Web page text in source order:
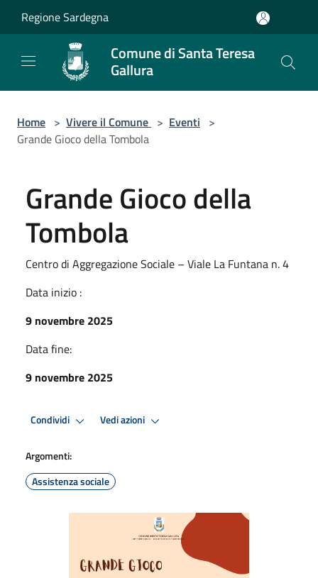
Regione Sardegna
Comune di Santa Teresa
Gallura
Home > Vivere il Comune > Eventi >
Grande Gioco della Tombola
Grande Gioco della
Tombola
Centro di Aggregazione Sociale – Viale La Funtana n. 4
Data inizio :
9 novembre 2025
Data fine:
9 novembre 2025
Condividi Vedi azioni
Argomenti:
Assistenza sociale